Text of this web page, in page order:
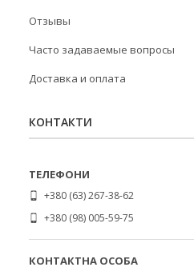
Отзывы
Часто задаваемые вопросы
Доставка и оплата
КОНТАКТИ
+380 (63) 267-38-62
+380 (98) 005-59-75